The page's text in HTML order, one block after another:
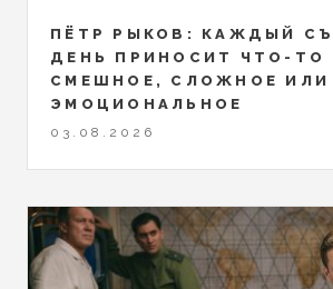
ПЁТР РЫКОВ: КАЖДЫЙ
ДЕНЬ ПРИНОСИТ ЧТО-ТО
СМЕШНОЕ, СЛОЖНОЕ ИЛИ
ЭМОЦИОНАЛЬНОЕ
03.08.2026